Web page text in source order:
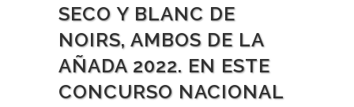
SECO Y BLANC DE
NOIRS, AMBOS DE LA
AÑADA 2022. EN ESTE
CONCURSO NACIONAL